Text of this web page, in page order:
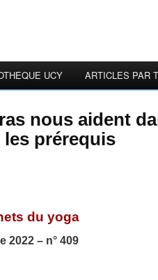
UCY ARTICLES PAR
nous aident
prérequis
du yoga
2022 – n° 409